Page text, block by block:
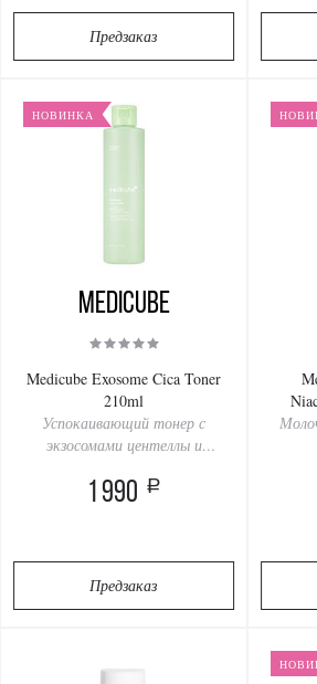
Предзаказ
НОВИНКА
Medicube
Medicube Exosome Cica Toner
210ml
Успокаивающий тонер с
экзосомами центеллы и
1 990 a
Предзаказ